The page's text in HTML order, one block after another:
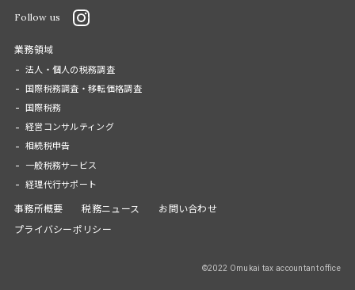
Follow us
業務領域
法人・個人の税務調査
国際税務調査・移転価格調査
国際税務
経営コンサルティング
相続税申告
一般税務サービス
経理代行サポート
事務所概要 税務ニュース
お問い合わせ
プライバシーポリシー
©2022 Omukai tax accountant office